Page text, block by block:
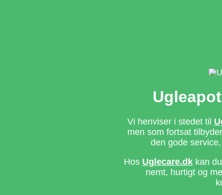
Vi henviser i stedet til
men som fortsat
den gode
Hos Uglecare.dkkan du
nemt, hurtigt og